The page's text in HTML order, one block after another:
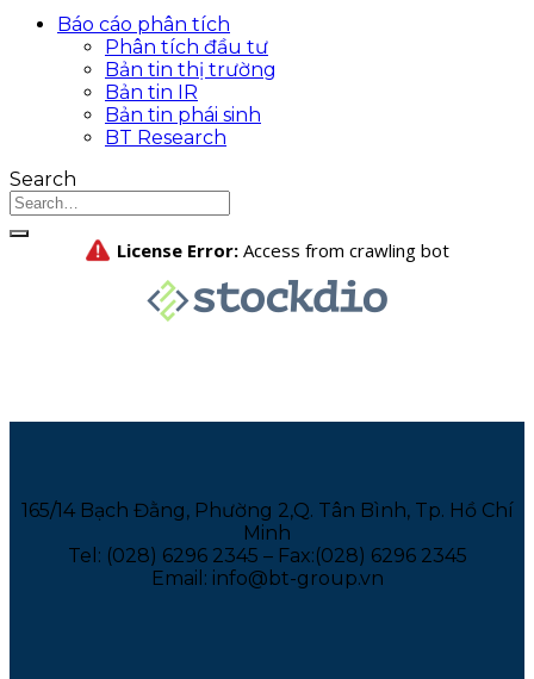
Báo cáo phân tích
Phân tích đầu tư
Bản tin thị trường
Bản tin IR
Bản tin phái sinh
BT Research
Search
165/14 Bạch Đằng, Phường 2,Q. Tân Bình, Tp. Hồ Chí
Minh
Tel: (028) 6296 2345 – Fax:(028) 6296 2345
Email: info@bt-group.vn